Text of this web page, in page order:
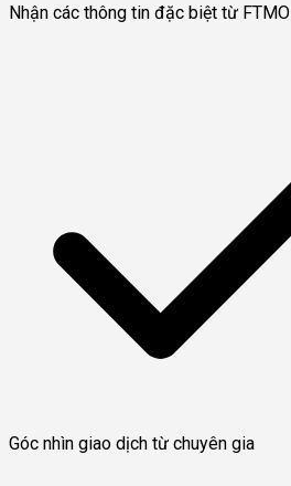
Nhận các thông tin đặc biệt từ FTMO
Góc nhìn giao dịch từ chuyên gia